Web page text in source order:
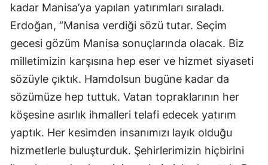
kadar Manisa’ya yapılan yatırımları sıraladı.
Erdoğan, “Manisa verdiği sözü tutar. Seçim
gecesi gözüm Manisa sonuçlarında olacak. Biz
milletimizin karşısına hep eser ve hizmet siyaseti
sözüyle çıktık. Hamdolsun bugüne kadar da
sözümüze hep tuttuk. Vatan topraklarının her
köşesine asırlık ihmalleri telafi edecek yatırım
yaptık. Her kesimden insanımızı layık olduğu
hizmetlerle buluşturduk. Şehirlerimizin hiçbirini